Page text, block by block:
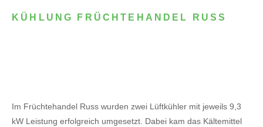
KÜHLUNG FRÜCHTEHANDEL RUSS
Im Früchtehandel Russ wurden zwei Lüftkühler mit jeweils 9,3
kW Leistung erfolgreich umgesetzt. Dabei kam das Kältemittel